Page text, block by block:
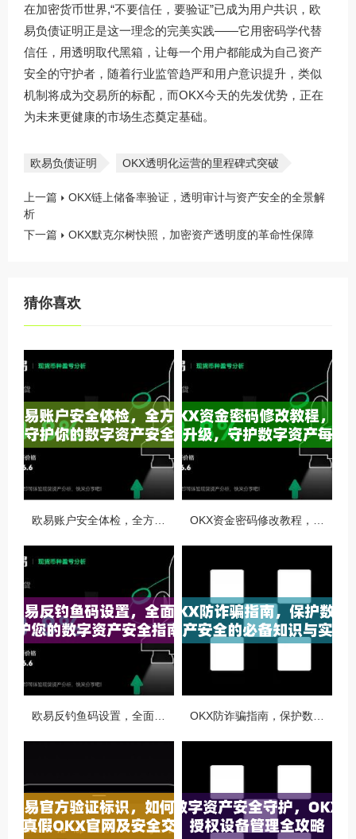
在加密货币世界,“不要信任，要验证”已成为用户共识，欧
易负债证明正是这一理念的完美实践——它用密码学代替
信任，用透明取代黑箱，让每一个用户都能成为自己资产
安全的守护者，随着行业监管趋严和用户意识提升，类似
机制将成为交易所的标配，而OKX今天的先发优势，正在
为未来更健康的市场生态奠定基础。
欧易负债证明 OKX透明化运营的里程碑式突破
上一篇
OKX链上储备率验证，透明审计与资产安全的全景解
析
下一篇
OKX默克尔树快照，加密资产透明度的革命性保障
猜你喜欢